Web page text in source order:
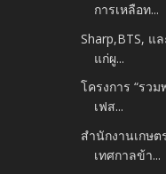
การเหลือท...
Sharp,BTS, แ
แก่ผู...
โครงการ “รว
เฟส...
สำนักงานเกษต
เทศกาลข้า...